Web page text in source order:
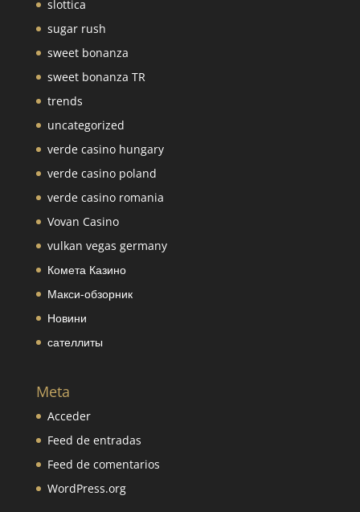
slottica
sugar rush
sweet bonanza
sweet bonanza TR
trends
uncategorized
verde casino hungary
verde casino poland
verde casino romania
Vovan Casino
vulkan vegas germany
Комета Казино
Макси-обзорник
Новини
сателлиты
Meta
Acceder
Feed de entradas
Feed de comentarios
WordPress.org